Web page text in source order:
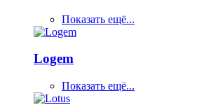
Показать ещё...
Logem
Показать ещё...